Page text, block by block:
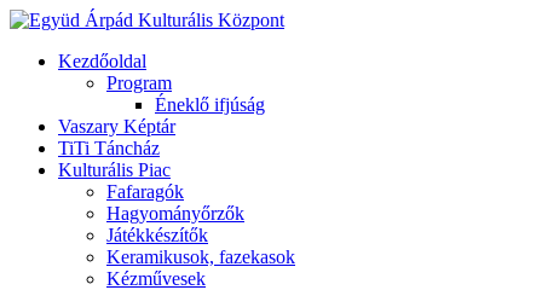
Kezdőoldal
Program
Éneklő ifjúság
Vaszary Képtár
TiTi Táncház
Kulturális Piac
Fafaragók
Hagyományőrzők
Játékkészítők
Keramikusok, fazekasok
Kézművesek